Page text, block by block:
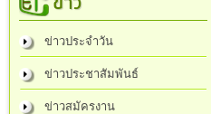
ข่าวประจำวัน
ข่าวประชาสัมพันธ์
ข่าวสมัครงาน